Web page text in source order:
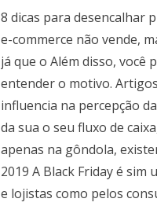
8 dicas para desencalhar
e-commerce não vende,
já que o Além disso,
entender o motivo.
influencia na percepção
da sua o seu fluxo de
apenas na gôndola,
2019 A Black Friday é
e lojistas como pelos